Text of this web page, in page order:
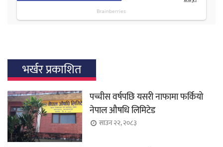
भर्खर प्रकाशित
पच्चीस वर्षपछि यसरी नाफामा फर्कियो
नेपाल औषधि लिमिटेड
साउन २२, २०८३